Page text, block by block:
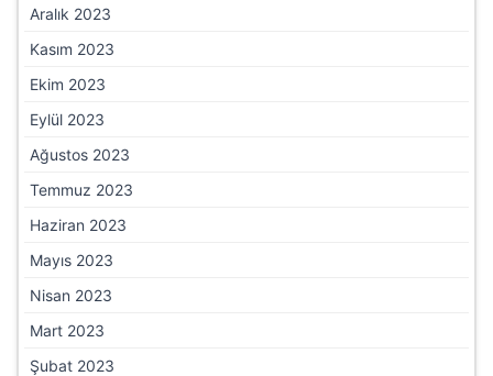
Aralık 2023
Kasım 2023
Ekim 2023
Eylül 2023
Ağustos 2023
Temmuz 2023
Haziran 2023
Mayıs 2023
Nisan 2023
Mart 2023
Şubat 2023